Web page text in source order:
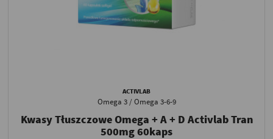
ACTIVLAB
Omega 3 / Omega 3-6-9
Kwasy Tłuszczowe Omega + A + D Activlab Tran
500mg 60kaps